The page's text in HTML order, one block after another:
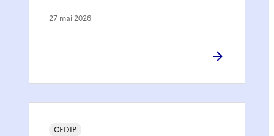
27 mai 2026
CEDIP